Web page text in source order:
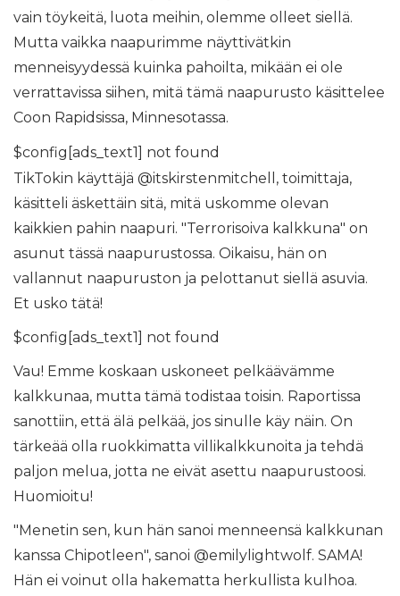
vain töykeitä, luota meihin, olemme olleet siellä.
Mutta vaikka naapurimme näyttivätkin
menneisyydessä kuinka pahoilta, mikään ei ole
verrattavissa siihen, mitä tämä naapurusto käsittelee
Coon Rapidsissa, Minnesotassa.
$config[ads_text1] not found
TikTokin käyttäjä @itskirstenmitchell, toimittaja,
käsitteli äskettäin sitä, mitä uskomme olevan
kaikkien pahin naapuri. "Terrorisoiva kalkkuna" on
asunut tässä naapurustossa. Oikaisu, hän on
vallannut naapuruston ja pelottanut siellä asuvia.
Et usko tätä!
$config[ads_text1] not found
Vau! Emme koskaan uskoneet pelkäävämme
kalkkunaa, mutta tämä todistaa toisin. Raportissa
sanottiin, että älä pelkää, jos sinulle käy näin. On
tärkeää olla ruokkimatta villikalkkunoita ja tehdä
paljon melua, jotta ne eivät asettu naapurustoosi.
Huomioitu!
"Menetin sen, kun hän sanoi menneensä kalkkunan
kanssa Chipotleen", sanoi @emilylightwolf. SAMA!
Hän ei voinut olla hakematta herkullista kulhoa.